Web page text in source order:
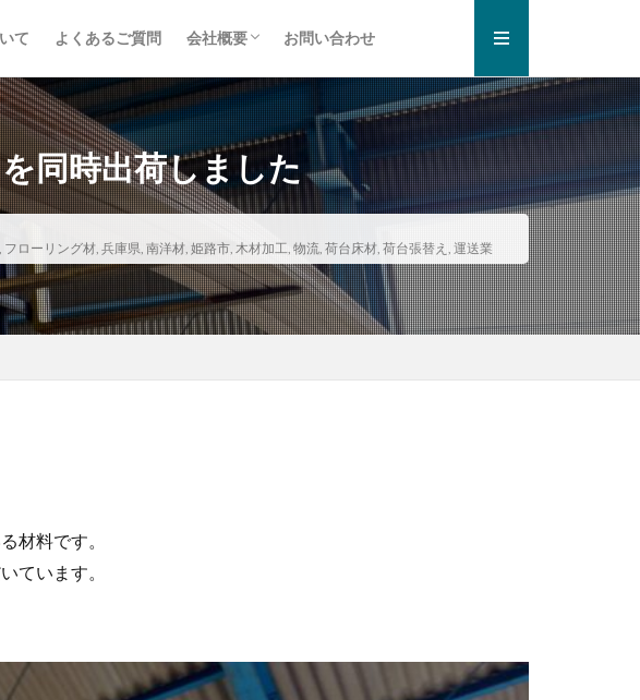
て よくあるご質問 会社概要
お知らせ一覧
プライバシーポリシー
お問い合わせ
同時出荷しました
フローリング材, 兵庫県, 南洋材, 姫路市, 木材加工, 物流, 荷台床材, 荷台張替え , 運送業
材料です。
ています。